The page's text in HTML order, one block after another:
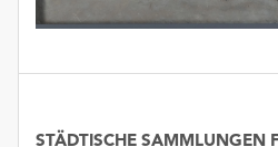
unserer
oder
Impressum